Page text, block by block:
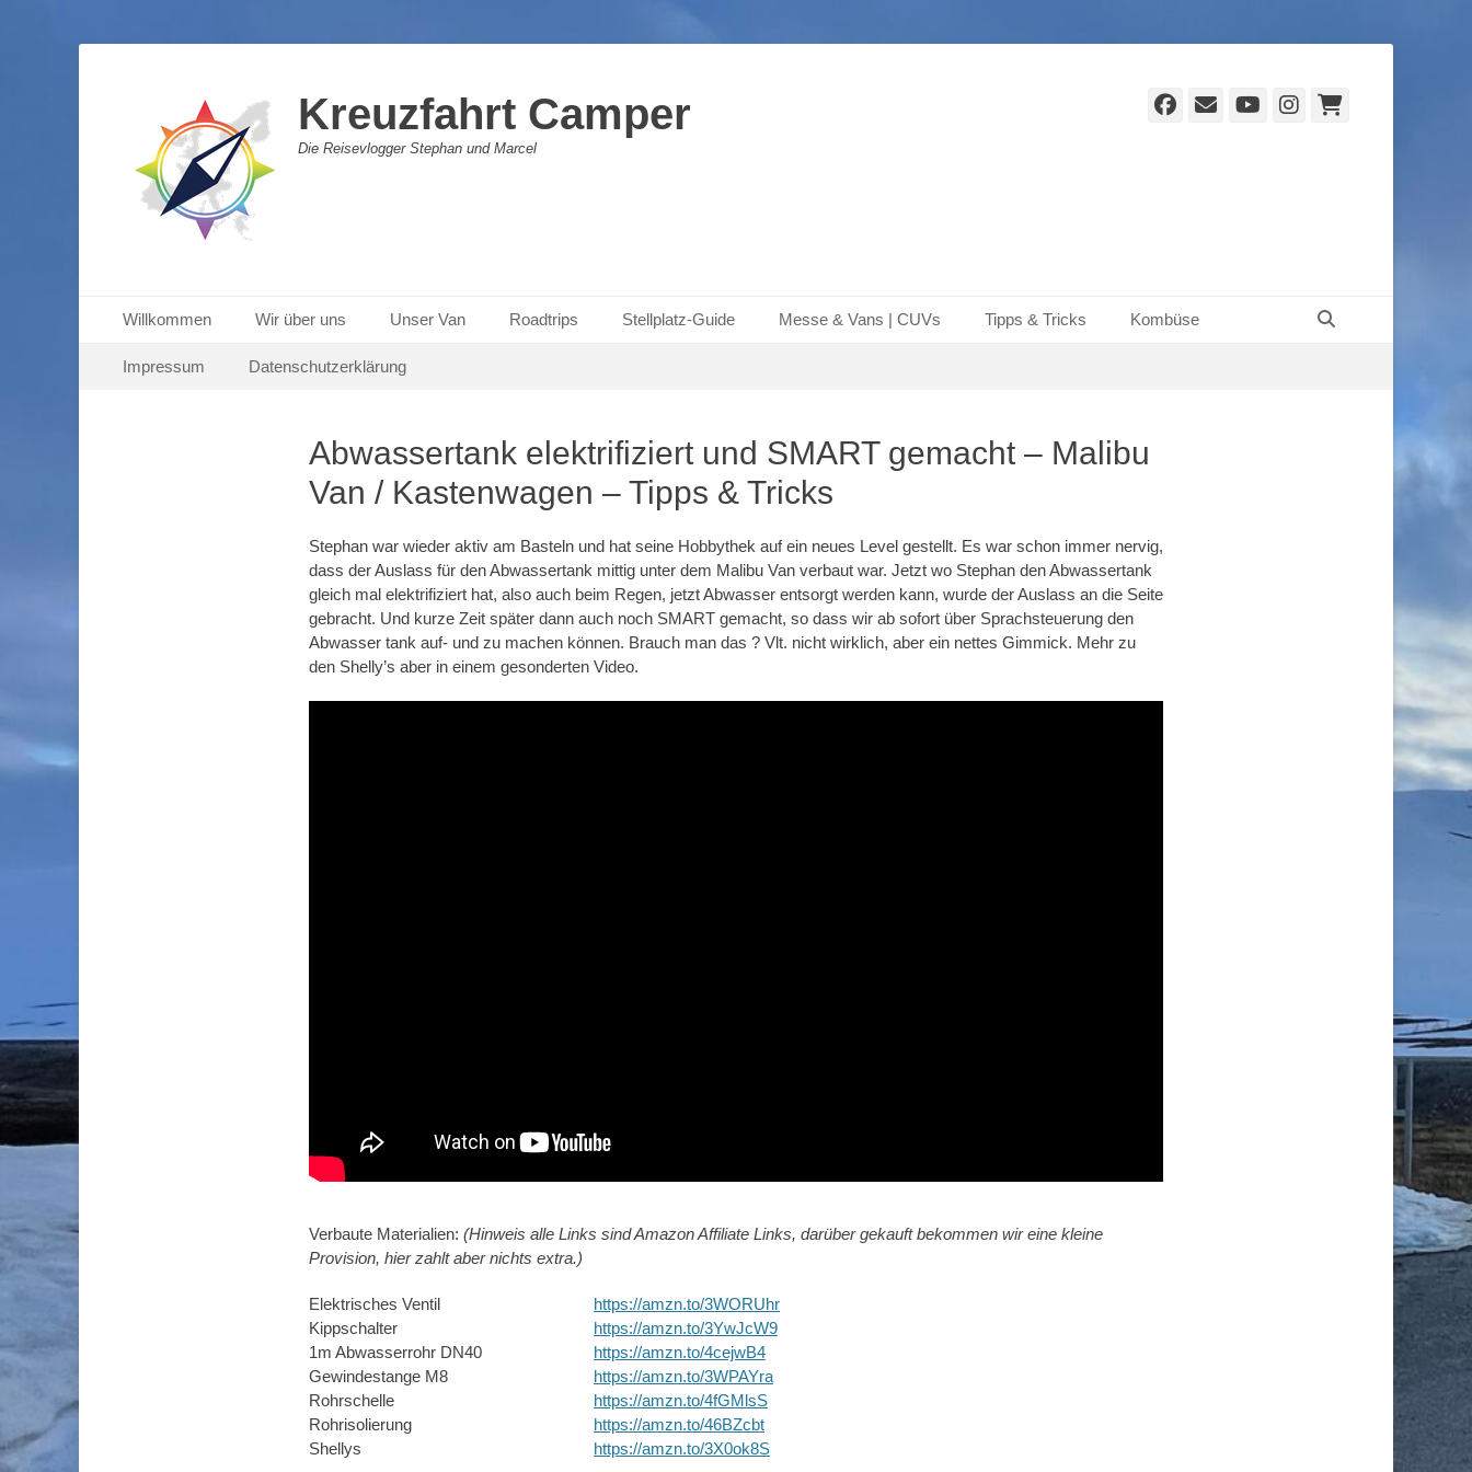
Kreuzfahrt Camper
Die Reisevlogger Stephan und Marcel
Facebook
E-
YouTube
Instagram
Primäres Menü
Inhalt
Willkommen Wir über uns Unser Van Roadtrips Stellplatz-Guide Messe & Vans | CUVs Tipps & Tricks Kombüse
Sekundäres Menü
Inhalt
Impressum Datenschutzerklärung
Abwassertank elektrifiziert und SMART gemacht – Malibu
Van / Kastenwagen – Tipps & Tricks
Stephan war wieder aktiv am Basteln und hat seine Hobbythek auf ein neues Level gestellt. Es war schon immer nervig,
dass der Auslass für den Abwassertank mittig unter dem Malibu Van verbaut war. Jetzt wo Stephan den Abwassertank
gleich mal elektrifiziert hat, also auch beim Regen, jetzt Abwasser entsorgt werden kann, wurde der Auslass an die Seite
gebracht. Und kurze Zeit später dann auch noch SMART gemacht, so dass wir ab sofort über Sprachsteuerung den
Abwasser tank auf- und zu machen können. Brauch man das ? Vlt. nicht wirklich, aber ein nettes Gimmick. Mehr zu
den Shelly’s aber in einem gesonderten Video.
Verbaute Materialien: (Hinweis alle Links sind Amazon Affiliate Links, darüber gekauft bekommen wir eine kleine
Provision, hier zahlt aber nichts extra.)
Elektrisches Ventil
Kippschalter
1m Abwasserrohr DN40
Gewindestange M8
Rohrschelle
Rohrisolierung
Shellys
https://amzn.to/3WORUhr
https://amzn.to/3YwJcW9
https://amzn.to/4cejwB4
https://amzn.to/3WPAYra
https://amzn.to/4fGMlsS
https://amzn.to/46BZcbt
https://amzn.to/3X0ok8S